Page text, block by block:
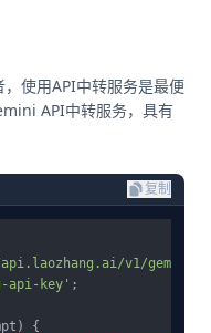
使用API中转服务是最便
API中转服务，具有
复制
v1/gemini'
api-key' ;
) {